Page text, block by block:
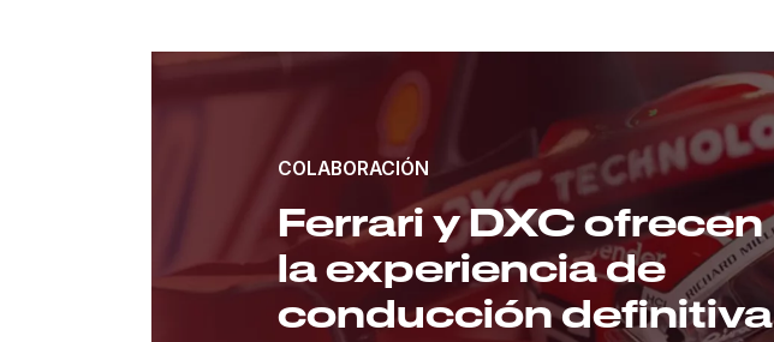
COLABORACIÓN
Ferrari y DXC ofrecen
la experiencia de
conducción definitiva